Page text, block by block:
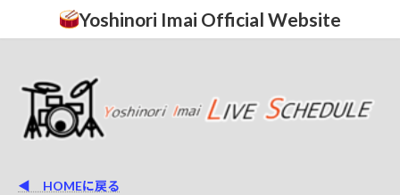
Yoshinori Imai Official Website
◀ HOMEに戻る